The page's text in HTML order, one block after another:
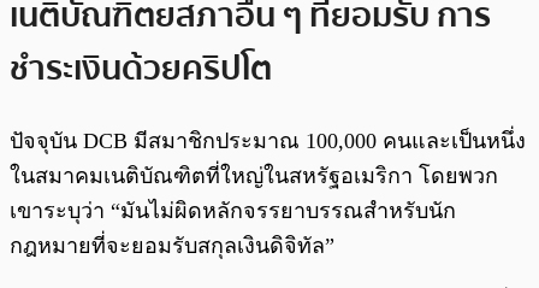
เนติบัณฑิตยสภาอื่น ๆ ที่ยอมรับ การ
ชำระเงินด้วยคริปโต
ปัจจุบัน DCB มีสมาชิกประมาณ 100,000 คนและเป็นหนึ่ง
ในสมาคมเนติบัณฑิตที่ใหญ่ในสหรัฐอเมริกา โดยพวก
เขาระบุว่า “มันไม่ผิดหลักจรรยาบรรณสำหรับนัก
กฎหมายที่จะยอมรับสกุลเงินดิจิทัล”